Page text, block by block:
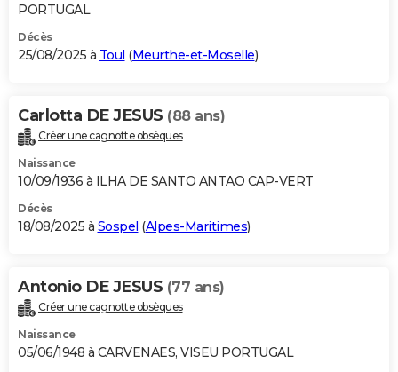
PORTUGAL
Décès
25/08/2025 à Toul (Meurthe-et-Moselle)
Carlotta DE JESUS (88 ans)
Créer une cagnotte obsèques
Naissance
10/09/1936 à ILHA DE SANTO ANTAO CAP-VERT
Décès
18/08/2025 à Sospel (Alpes-Maritimes)
Antonio DE JESUS (77 ans)
Créer une cagnotte obsèques
Naissance
05/06/1948 à CARVENAES, VISEU PORTUGAL